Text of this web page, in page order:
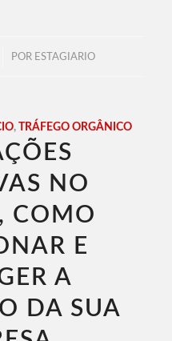
POR ESTAGIARIO
,TRÁFEGO ORGÂNICO
NO
COMO
E
A
DA SUA